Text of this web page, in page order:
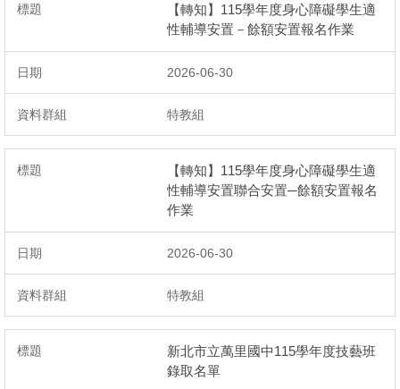
【轉知】115學年度身心障礙學生適
性輔導安置－餘額安置報名作業
2026-06-30
特教組
【轉知】115學年度身心障礙學生適
性輔導安置聯合安置─餘額安置報名
作業
2026-06-30
特教組
新北市立萬里國中115學年度技藝班
錄取名單